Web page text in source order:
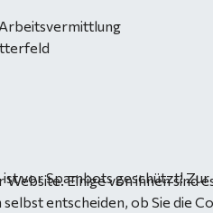
vor Spambots geschützt! Zur
Einige von ihnen
entscheiden, ob Sie die